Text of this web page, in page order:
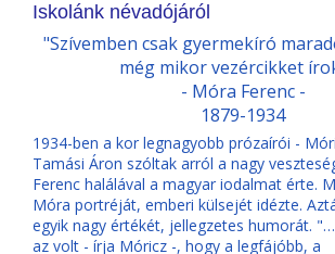
Iskolánk névadójáról
"Szívemben csak gyermekíró
még mikor vezércikket
- Móra Ferenc -
1879-1934
1934-ben a kor legnagyobb prózaírói -
Tamási Áron szóltak arról a nagy
Ferenc halálával a magyar iodalmat érte.
Móra portréját, emberi külsejét idézte.
egyik nagy értékét, jellegzetes humorát.
az volt - írja Móricz -, hogy a legfájóbb, a